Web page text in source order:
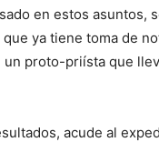
en estos asuntos,
ya tiene toma de
proto-priísta que
acude al